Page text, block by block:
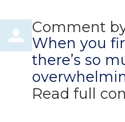
Comment
When you
there’s so
Read full